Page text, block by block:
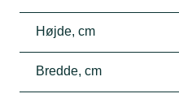
Højde, cm
Bredde, cm